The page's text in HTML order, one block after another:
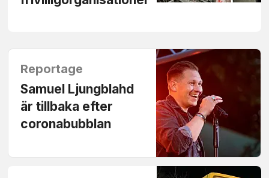
Reportage
Samuel Ljungblahd
är tillbaka efter
coronabubblan